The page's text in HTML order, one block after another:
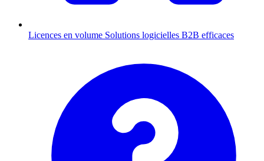
Licences en volume Solutions logicielles B2B efficaces